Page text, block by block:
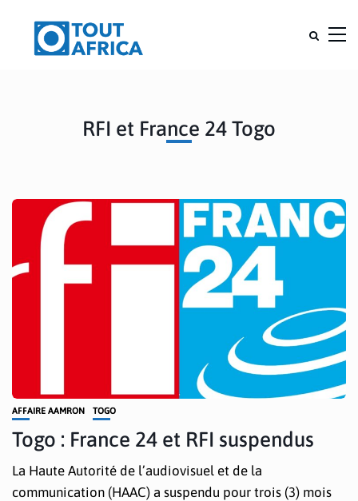
RFI et France 24 Togo
AFFAIRE AAMRON TOGO
Togo : France 24 et RFI suspendus
La Haute Autorité de l’audiovisuel et de la
communication (HAAC) a suspendu pour trois (3) mois